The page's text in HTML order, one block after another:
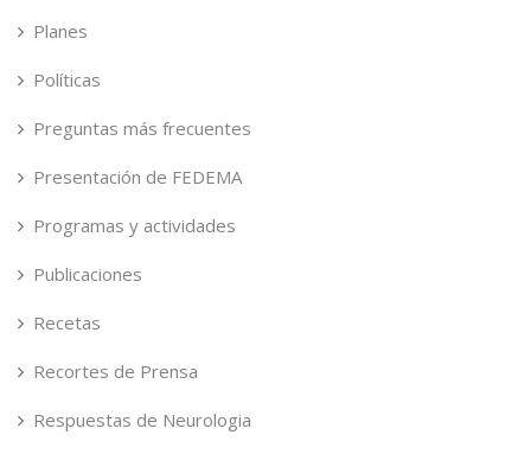
Planes
Políticas
Preguntas más frecuentes
Presentación de FEDEMA
Programas y actividades
Publicaciones
Recetas
Recortes de Prensa
Respuestas de Neurologia